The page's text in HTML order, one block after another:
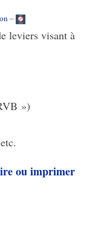
–
leviers visant à
»)
ou imprimer